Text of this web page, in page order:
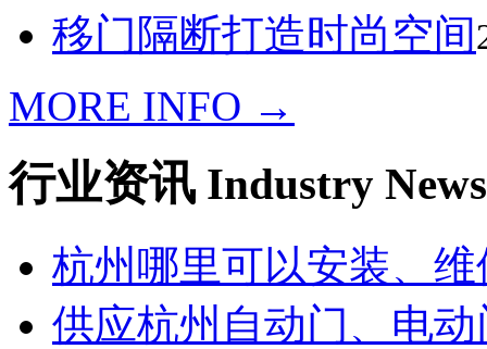
移门隔断打造时尚空间
MORE INFO →
行业资讯 Industry News
杭州哪里可以安装、
供应杭州自动门、电